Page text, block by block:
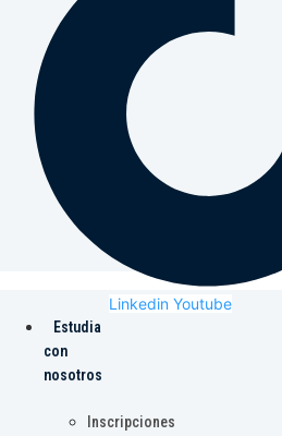
Linkedin Youtube
Estudia
con
nosotros
Inscripciones